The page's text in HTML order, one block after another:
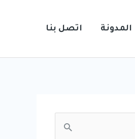
المدونة اتصل بنا